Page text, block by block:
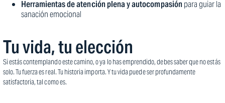
Herramientas de atención plena y autocompasiónpara guiar la
sanación emocional
Tu vida, tu elección
Si estás contemplando este camino, o ya lo has emprendido, debes saber que no estás
solo. Tu fuerza es real. Tu historia importa. Y tu vida puede ser profundamente
satisfactoria, tal como es.